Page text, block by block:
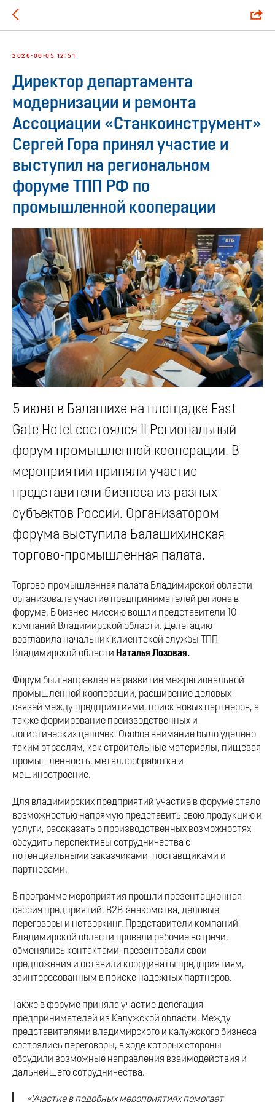
2026-06-05 12:51
Директор департамента
модернизации и ремонта
Ассоциации «Станкоинструмент»
Сергей Гора принял участие и
выступил на региональном
форуме ТПП РФ по
промышленной кооперации
5 июня в Балашихе на площадке East
Gate Hotel состоялся II Региональный
форум промышленной кооперации. В
мероприятии приняли участие
представители бизнеса из разных
субъектов России. Организатором
форума выступила Балашихинская
торгово-промышленная палата.
Торгово-промышленная палата Владимирской области
организовала участие предпринимателей региона в
форуме. В бизнес-миссию вошли представители 10
компаний Владимирской области. Делегацию
возглавила начальник клиентской службы ТПП
Владимирской области Наталья Лозовая.
Форум был направлен на развитие межрегиональной
промышленной кооперации, расширение деловых
связей между предприятиями, поиск новых партнеров, а
также формирование производственных и
логистических цепочек. Особое внимание было уделено
таким отраслям, как строительные материалы, пищевая
промышленность, металлообработка и
машиностроение.
Для владимирских предприятий участие в форуме стало
возможностью напрямую представить свою продукцию и
услуги, рассказать о производственных возможностях,
обсудить перспективы сотрудничества с
потенциальными заказчиками, поставщиками и
партнерами.
В программе мероприятия прошли презентационная
сессия предприятий, B2B-знакомства, деловые
переговоры и нетворкинг. Представители компаний
Владимирской области провели рабочие встречи,
обменялись контактами, презентовали свои
предложения и оставили координаты предприятиям,
заинтересованным в поиске надежных партнеров.
Также в форуме приняла участие делегация
предпринимателей из Калужской области. Между
представителями владимирского и калужского бизнеса
состоялись переговоры, в ходе которых стороны
обсудили возможные направления взаимодействия и
дальнейшего сотрудничества.
«Участие в подобных мероприятиях помогает